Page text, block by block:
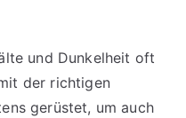
und Dunkelheit oft
der richtigen
gerüstet, um auch